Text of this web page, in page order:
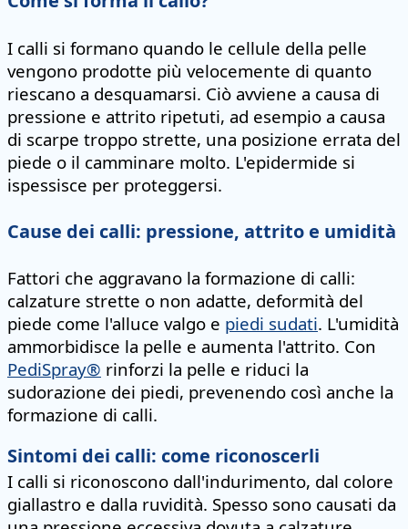
I calli si formano quando le cellule della pelle
vengono prodotte più velocemente di quanto
riescano a desquamarsi. Ciò avviene a causa di
pressione e attrito ripetuti, ad esempio a causa
di scarpe troppo strette, una posizione errata del
piede o il camminare molto. L'epidermide si
ispessisce per proteggersi.
Cause dei calli: pressione, attrito e umidità
Fattori che aggravano la formazione di calli:
calzature strette o non adatte, deformità del
piede come l'alluce valgo e piedi sudati. L'umidità
ammorbidisce la pelle e aumenta l'attrito. Con
PediSpray® rinforzi la pelle e riduci la
sudorazione dei piedi, prevenendo così anche la
formazione di calli.
Sintomi dei calli: come riconoscerli
I calli si riconoscono dall'indurimento, dal colore
giallastro e dalla ruvidità. Spesso sono causati da